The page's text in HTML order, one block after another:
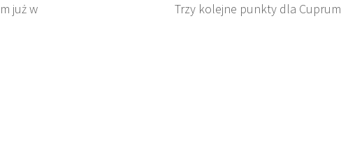
już w
Trzy kolejne punkty dla Cuprum